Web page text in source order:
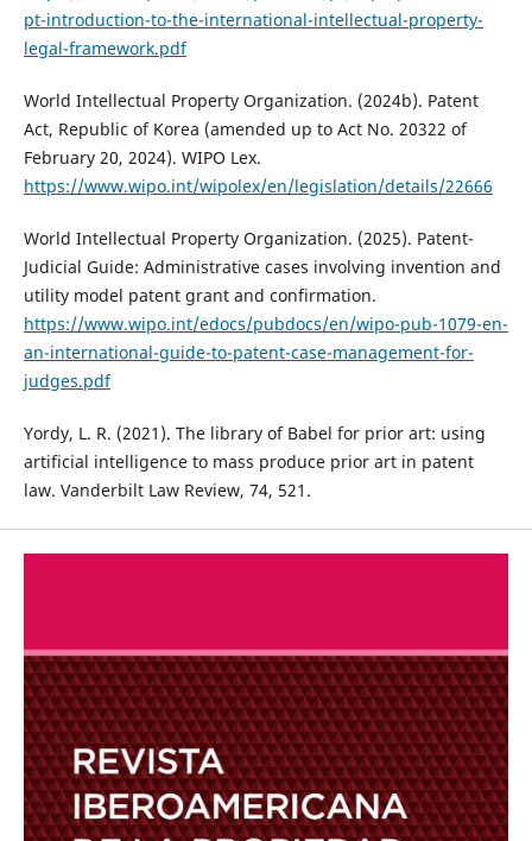
pt-introduction-to-the-international-intellectual-property-
legal-framework.pdf
World Intellectual Property Organization. (2024b). Patent
Act, Republic of Korea (amended up to Act No. 20322 of
February 20, 2024). WIPO Lex.
https://www.wipo.int/wipolex/en/legislation/details/22666
World Intellectual Property Organization. (2025). Patent-
Judicial Guide: Administrative cases involving invention and
utility model patent grant and confirmation.
https://www.wipo.int/edocs/pubdocs/en/wipo-pub-1079-en-
an-international-guide-to-patent-case-management-for-
judges.pdf
Yordy, L. R. (2021). The library of Babel for prior art: using
artificial intelligence to mass produce prior art in patent
law. Vanderbilt Law Review, 74, 521.